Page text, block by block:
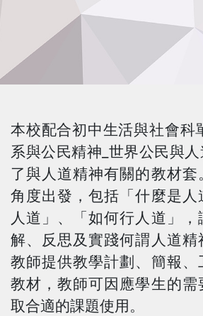
本校配合初中生活與社會科
系與公民精神_世界公民與
了與人道精神有關的教材套
角度出發，包括「什麼是人
人道」、「如何行人道」，
解、反思及實踐何謂人道精
教師提供教學計劃、簡報、
教材，教師可因應學生的需
取合適的課題使用。